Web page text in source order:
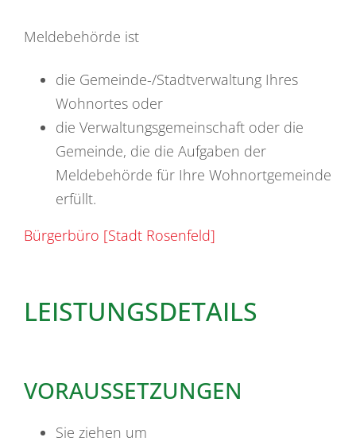
Meldebehörde ist
die Gemeinde-/Stadtverwaltung Ihres
Wohnortes oder
die Verwaltungsgemeinschaft oder die
Gemeinde, die die Aufgaben der
Meldebehörde für Ihre Wohnortgemeinde
erfüllt.
Bürgerbüro [Stadt Rosenfeld]
LEISTUNGSDETAILS
VORAUSSETZUNGEN
Sie ziehen um